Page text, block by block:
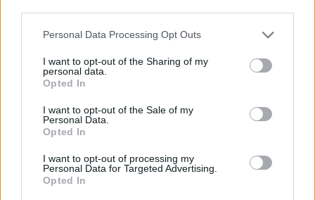
Personal Data Processing Opt Outs
I want to opt-out of the Sharing of my
personal data.
Opted In
I want to opt-out of the Sale of my
Personal Data.
Opted In
I want to opt-out of processing my
Personal Data for Targeted Advertising.
Opted In
Η Ελένη Βουλγαράκη ξεσπά για
τις φήμες χωρισμού με τον
Ιωαννίδη: «Διασταυρώστε
καμία πληροφορία πριν
Η παραγωγός ραδιοφώνου ανάρτησε